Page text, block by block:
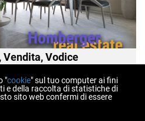
Vendita, Vodice
345 000 €
"cookie" sul tuo computer ai fini
e della raccolta di statistiche di
sito web confermi di essere